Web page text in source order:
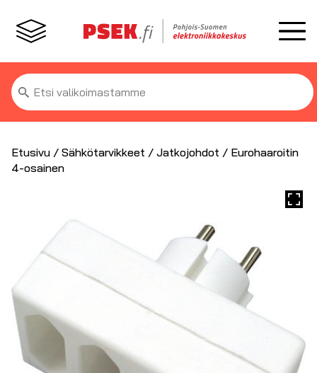
Etsi:
Etusivu / Sähkötarvikkeet / Jatkojohdot / Eurohaaroitin
4-osainen